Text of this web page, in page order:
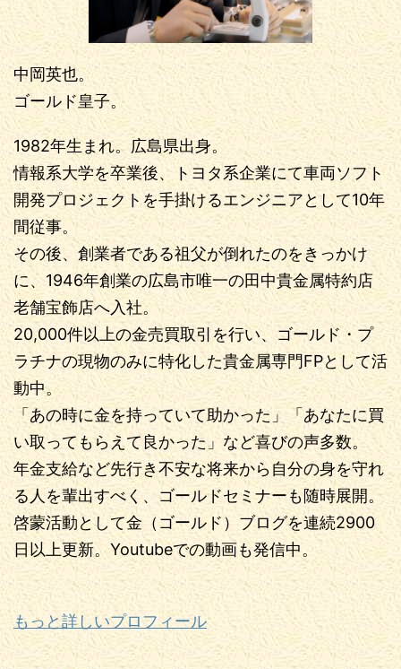
中岡英也。
ゴールド皇子。
1982年生まれ。広島県出身。
情報系大学を卒業後、トヨタ系企業にて車両ソフト
開発プロジェクトを手掛けるエンジニアとして10年
間従事。
その後、創業者である祖父が倒れたのをきっかけ
に、1946年創業の広島市唯一の田中貴金属特約店
老舗宝飾店へ入社。
20,000件以上の金売買取引を行い、ゴールド・プ
ラチナの現物のみに特化した貴金属専門FPとして活
動中。
「あの時に金を持っていて助かった」「あなたに買
い取ってもらえて良かった」など喜びの声多数。
年金支給など先行き不安な将来から自分の身を守れ
る人を輩出すべく、ゴールドセミナーも随時展開。
啓蒙活動として金（ゴールド）ブログを連続2900
日以上更新。Youtubeでの動画も発信中。
もっと詳しいプロフィール